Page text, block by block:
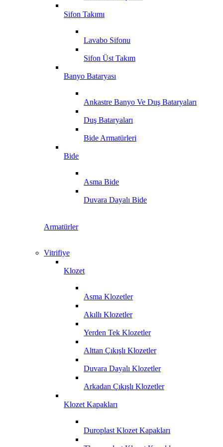
Sifon Takımı
Lavabo Sifonu
Sifon Üst Takım
Banyo Bataryası
Ankastre Banyo Ve Duş Bataryaları
Duş Bataryaları
Bide Armatürleri
Bide
Asma Bide
Duvara Dayalı Bide
Armatürler
Vitrifiye
Klozet
Asma Klozetler
Akıllı Klozetler
Yerden Tek Klozetler
Alttan Çıkışlı Klozetler
Duvara Dayalı Klozetler
Arkadan Çıkışlı Klozetler
Klozet Kapakları
Duroplast Klozet Kapakları